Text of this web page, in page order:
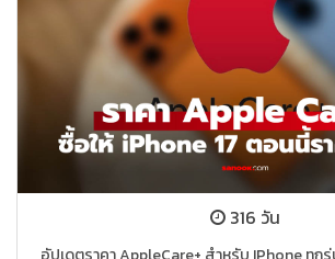
316 วัน